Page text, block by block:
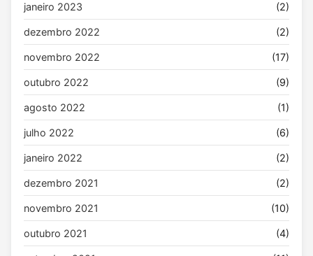
janeiro 2023 (2)
dezembro 2022 (2)
novembro 2022 (17)
outubro 2022 (9)
agosto 2022 (1)
julho 2022 (6)
janeiro 2022 (2)
dezembro 2021 (2)
novembro 2021 (10)
outubro 2021 (4)